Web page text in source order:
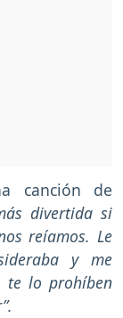
canción de
divertida si
reíamos. Le
y me
te lo prohíben